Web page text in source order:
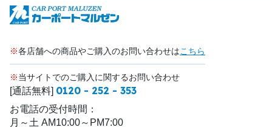
※各店舗への商品やご購入のお問い合わせはこちら
※当サイトでのご購入に関するお問い合わせ
[通話無料] 0120 - 252 - 353
お電話の受付時間：
月～土 AM10:00～PM7:00